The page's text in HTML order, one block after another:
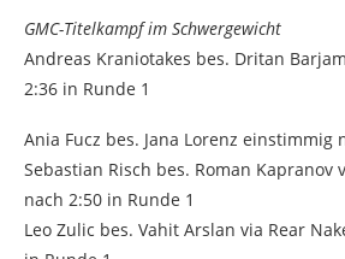
GMC-Titelkampf im Schwergewicht
Andreas Kraniotakes bes. Dritan
2:36 in Runde 1
Ania Fucz bes. Jana Lorenz einstimmig
Sebastian Risch bes. Roman Kapranov
nach 2:50 in Runde 1
Leo Zulic bes. Vahit Arslan via Rear